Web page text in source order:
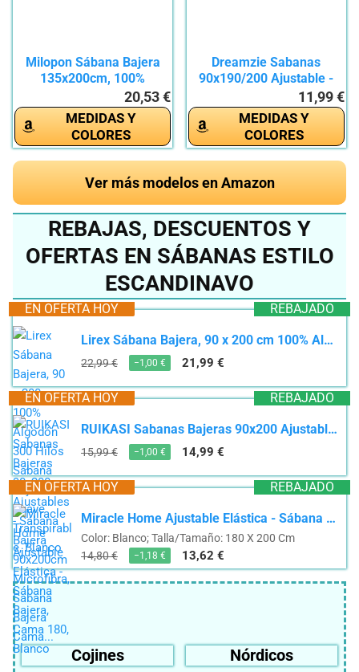
Milopon Sábana Bajera
135x200cm, 100%
Algodón,...20,53 €
MEDIDAS Y
COLORES
Dreamzie Sabanas
90x190/200 Ajustable -
Microfibra...11,99 €
MEDIDAS Y
COLORES
Ver más modelos en Amazon
REBAJAS, DESCUENTOS Y
OFERTAS EN SÁBANAS ESTILO
ESCANDINAVO
REBAJADO
EN OFERTA HOY
Lirex Sábana Bajera, 90 x 200 cm 100% Algodón 300 Hilos Sábana Bajera Suave Transpirable, Blanco
22,99 € −1,00 € 21,99 €
REBAJADO
EN OFERTA HOY
RUIKASI Sabanas Bajeras 90x200 Ajustables - Sábana Bajera 90x200cm Microfibra, Sabana Bajera Cama...
15,99 € −1,00 € 14,99 €
REBAJADO
EN OFERTA HOY
Miracle Home Ajustable Elástica - Sábana Bajera, Cama 180, Blanco
Color: Blanco; Talla/Tamaño: 180 X 200 Cm
14,80 €
−1,18 € 13,62 €
Cojines
Nórdicos